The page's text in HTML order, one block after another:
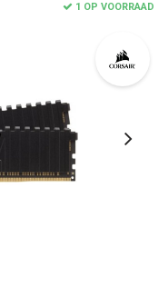
1 OP VOORRAAD